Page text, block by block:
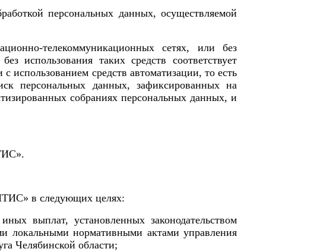
персональных данных, осуществляемой
телекоммуникационных сетях, или без
использования таких средств соответствует
средств автоматизации, то есть
персональных данных, зафиксированных на
собраниях персональных данных, и
.
в следующих целях:
выплат, установленных законодательством
локальными нормативными актами управления
Челябинской области;